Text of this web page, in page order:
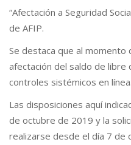
“Afectación a Seguridad
de AFIP.
Se destaca que al
afectación del saldo de libre
controles sistémicos en línea.
Las disposiciones aquí
de octubre de 2019 y la
realizarse desde el día 7 de